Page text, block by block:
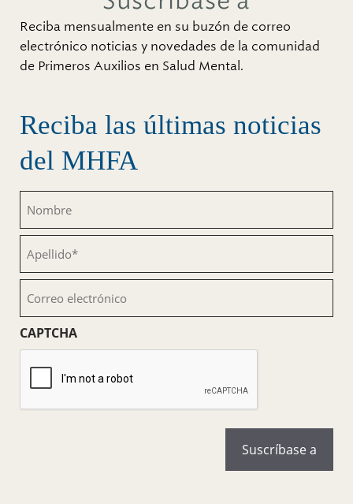
Reciba mensualmente en su buzón de correo
electrónico noticias y novedades de la comunidad
de Primeros Auxilios en Salud Mental.
Reciba las últimas noticias
del MHFA
(Obligatorio)
electrónico
(Obligatorio)
CAPTCHA